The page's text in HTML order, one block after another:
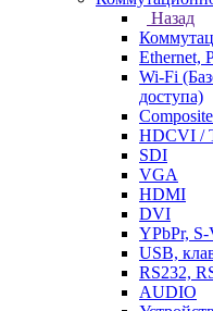
Назад
Ethernet,
Wi-Fi
доступа)
HDCVI /
SDI
VGA
HDMI
DVI
YPbPr,
USB,
RS232,
AUDIO